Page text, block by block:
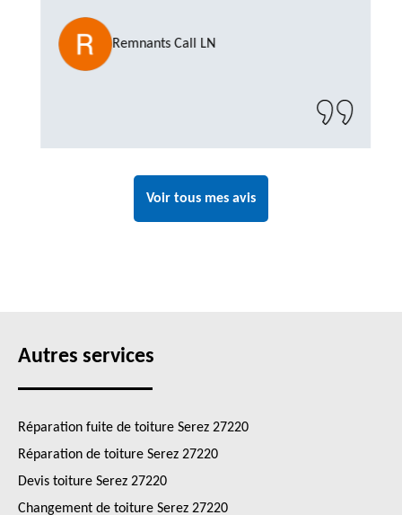
ponctuel et à l’écoute, le résultat est
impeccable et le chantier a été laissé propre.
Un artisan de confiance que je n’hésiterai pas
Remnants Call LN
Voir tous mes avis
Autres services
Réparation fuite de toiture Serez 27220
Réparation de toiture Serez 27220
Devis toiture Serez 27220
Changement de toiture Serez 27220